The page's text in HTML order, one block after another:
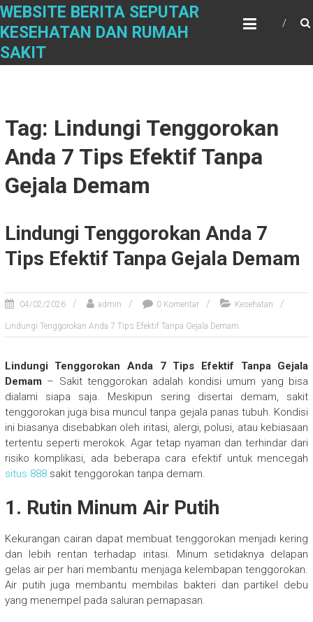
Skip
content
WEBSITE BERITA SEPUTAR
KESEHATAN DAN RUMAH
SAKIT
Tag: Lindungi Tenggorokan
Anda 7 Tips Efektif Tanpa
Gejala Demam
Lindungi Tenggorokan Anda 7
Tips Efektif Tanpa Gejala Demam
04/02/2026 admin 0 Komentar Kesehatan
Lindungi Tenggorokan Anda 7 Tips Efektif Tanpa Gejala Demam
Lindungi Tenggorokan Anda 7 Tips Efektif Tanpa Gejala
Demam – Sakit tenggorokan adalah kondisi umum yang bisa
dialami siapa saja. Meskipun sering disertai demam, sakit
tenggorokan juga bisa muncul tanpa gejala panas tubuh. Kondisi
ini biasanya disebabkan oleh iritasi, alergi, polusi, atau kebiasaan
tertentu seperti merokok. Agar tetap nyaman dan terhindar dari
risiko komplikasi, ada beberapa cara efektif untuk mencegah
situs 888sakit tenggorokan tanpa demam.
1. Rutin Minum Air Putih
Kekurangan cairan dapat membuat tenggorokan menjadi kering
dan lebih rentan terhadap iritasi. Minum setidaknya delapan
gelas air per hari membantu menjaga kelembapan tenggorokan.
Air putih juga membantu membilas bakteri dan partikel debu
yang menempel pada saluran pernapasan.